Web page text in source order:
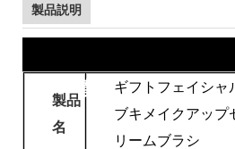
製品説明
製品情報
製品
名
ギフトフェイシャ
ブキメイクアップ
リームブラシ